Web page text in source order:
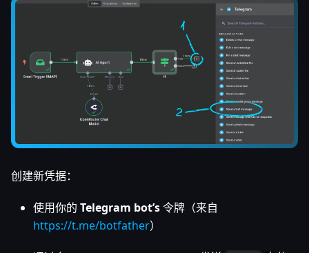
创建新凭据：
使用你的 Telegram bot’s令牌（来自
https://t.me/botfather）